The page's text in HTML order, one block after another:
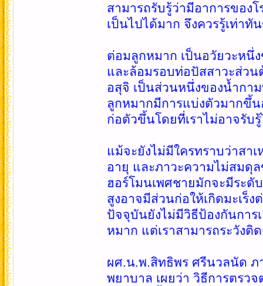
สามารถรับรู้ว่ามีอาการของ
เป็นไปได้มาก จึงควรรู้เท่าทั
ต่อมลูกหมาก เป็นอวัยวะหนึ่
และล้อมรอบท่อปัสสาวะส่ว
อสุจิ เป็นส่วนหนึ่งของน้ำกา
ลูกหมากมีการแบ่งตัวมากขึ้
ก่อตัวขึ้นโดยที่เราไม่อาจรับ
แม้จะยังไม่มีใครทราบว่าสา
อายุ และภาวะความไม่สมดุ
ฮอร์โมนเพศชายมักจะมีระดั
สูงอาจมีส่วนก่อให้เกิดมะเร็
ปัจจุบันยังไม่มีวิธีป้องกันการ
หมาก แต่เราสามารถระวังติ
ผศ.น.พ.สิทธิพร ศรีนวลนัด ภ
พยาบาล เผยว่า วิธีการตรว